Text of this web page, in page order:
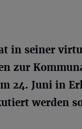
in seiner
zur
24. Juni in
werden